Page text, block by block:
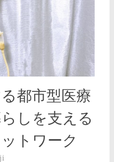
都市型医療
しを支える
トワーク